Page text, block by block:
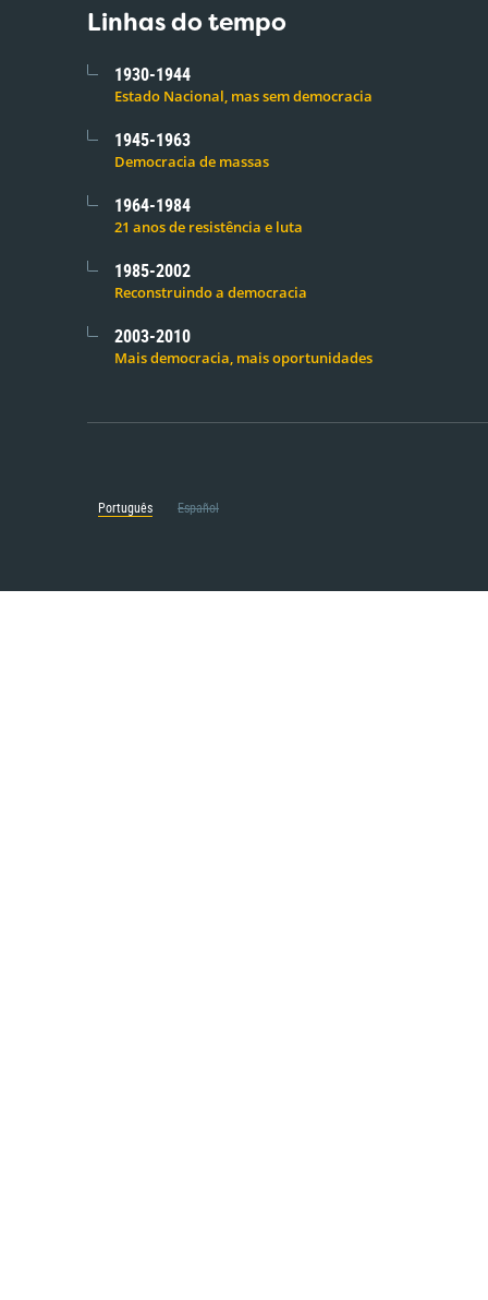
Linhas do tempo
1930-1944
Estado Nacional, mas sem democracia
1945-1963
Democracia de massas
1964-1984
21 anos de resistência e luta
1985-2002
Reconstruindo a democracia
2003-2010
Mais democracia, mais oportunidades
Português Español